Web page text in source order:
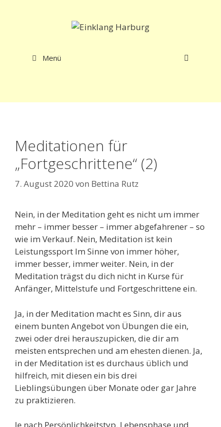
Menü
Meditationen für
„Fortgeschrittene“ (2)
7. August 2020 von Bettina Rutz
Nein, in der Meditation geht es nicht um immer
mehr – immer besser – immer abgefahrener – so
wie im Verkauf. Nein, Meditation ist kein
Leistungssport Im Sinne von immer höher,
immer besser, immer weiter. Nein, in der
Meditation trägst du dich nicht in Kurse für
Anfänger, Mittelstufe und Fortgeschrittene ein.
Ja, in der Meditation macht es Sinn, dir aus
einem bunten Angebot von Übungen die ein,
zwei oder drei herauszupicken, die dir am
meisten entsprechen und am ehesten dienen. Ja,
in der Meditation ist es durchaus üblich und
hilfreich, mit diesen ein bis drei
Lieblingsübungen über Monate oder gar Jahre
zu praktizieren.